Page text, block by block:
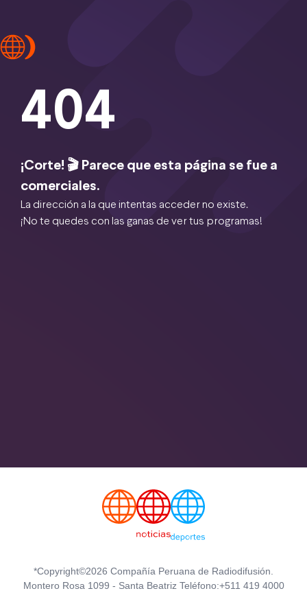
404
¡Corte! 🎬 Parece que esta página se fue a
comerciales.
La dirección a la que intentas acceder no existe.
¡No te quedes con las ganas de ver tus programas!
*Copyright©2026 Compañía Peruana de Radiodifusión.
Montero Rosa 1099 - Santa Beatriz Teléfono:+511 419 4000